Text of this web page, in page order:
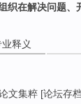
织在解决问题、
释义
文集粹 [论坛存